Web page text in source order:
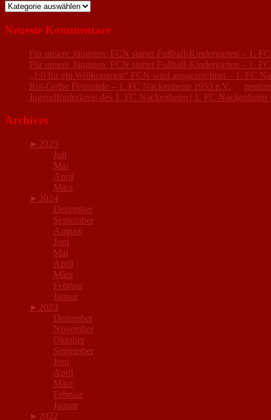
Kategorien
Neueste Kommentare
Für unsere Jüngsten: FCN startet Fußball-Kindergarten – 1.
Für unsere Jüngsten: FCN startet Fußball-Kindergarten – 1.
„1:0 für ein Willkommen“ FCN wird ausgezeichnet – 1. FC
Rot-Gelbe Festspiele – 1. FC Nackenheim 1953 e.V.
Jugendförderkreis des 1. FC Nackenheim | 1. FC Nackenheim
Archives
► 2025
Juli
Mai
April
März
► 2024
Dezember
September
August
Juni
Mai
April
März
Februar
Januar
► 2023
Dezember
November
Oktober
September
Juni
April
März
Februar
Januar
► 2022